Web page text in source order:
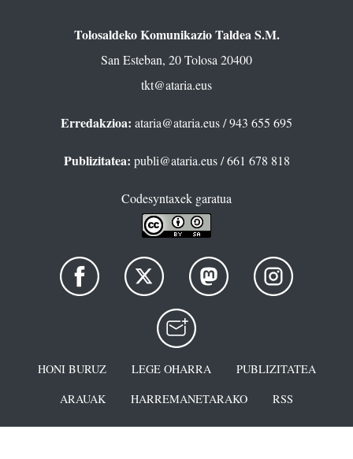
Tolosaldeko Komunikazio Taldea S.M.
San Esteban, 20 Tolosa 20400
tkt@ataria.eus
Erredakzioa: ataria@ataria.eus/ 943 655 695
Publizitatea: publi@ataria.eus/ 661 678 818
Codesyntaxek garatua
HONI BURUZ LEGE OHARRA
PUBLIZITATEA
ARAUAK
HARREMANETARAKO RSS